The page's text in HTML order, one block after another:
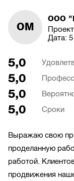
ОМ
ООО
Дата:
5,0
5,0
5,0
5,0 Сроки
Выражаю свою
проделанную
работой.
продвижения